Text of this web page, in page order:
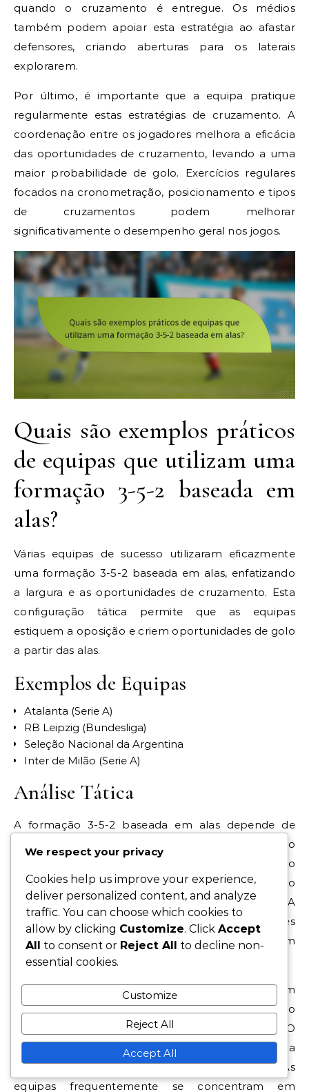
quando o cruzamento é entregue. Os médios
também podem apoiar esta estratégia ao afastar
defensores, criando aberturas para os laterais
explorarem.
Por último, é importante que a equipa pratique
regularmente estas estratégias de cruzamento. A
coordenação entre os jogadores melhora a eficácia
das oportunidades de cruzamento, levando a uma
maior probabilidade de golo. Exercícios regulares
focados na cronometração, posicionamento e tipos
de cruzamentos podem melhorar
significativamente o desempenho geral nos jogos.
Quais são exemplos práticos
de equipas que utilizam uma
formação 3-5-2 baseada em
alas?
Várias equipas de sucesso utilizaram eficazmente
uma formação 3-5-2 baseada em alas, enfatizando
a largura e as oportunidades de cruzamento. Esta
configuração tática permite que as equipas
estiquem a oposição e criem oportunidades de golo
a partir das alas.
Exemplos de Equipas
Atalanta (Serie A)
RB Leipzig (Bundesliga)
Seleção Nacional da Argentina
Inter de Milão (Serie A)
Análise Tática
A formação 3-5-2 baseada em alas depende de
laterais que proporcionam largura e apoio tanto
defensivo como ofensivo. Estes jogadores são
cruciais para esticar a defesa do adversário, criando
espaço para os jogadores centrais explorarem. A
formação tipicamente apresenta três defensores
centrais, permitindo que os laterais avancem sem
comprometer a estabilidade defensiva.
Nesta configuração, os dois avançados podem
beneficiar da largura criada pelos laterais, fazendo
corridas para a área para cruzamentos. O
cruzamento eficaz é vital, pois pode levar a
oportunidades de golo de alta qualidade. As
equipas frequentemente se concentram em
We respect your privacy
Cookies help us improve your experience,
deliver personalized content, and analyze
traffic. You can choose which cookies to
allow by clicking Customize. Click Accept
All to consent or Reject All to decline non-
essential cookies.
Customize
Reject All
Accept All